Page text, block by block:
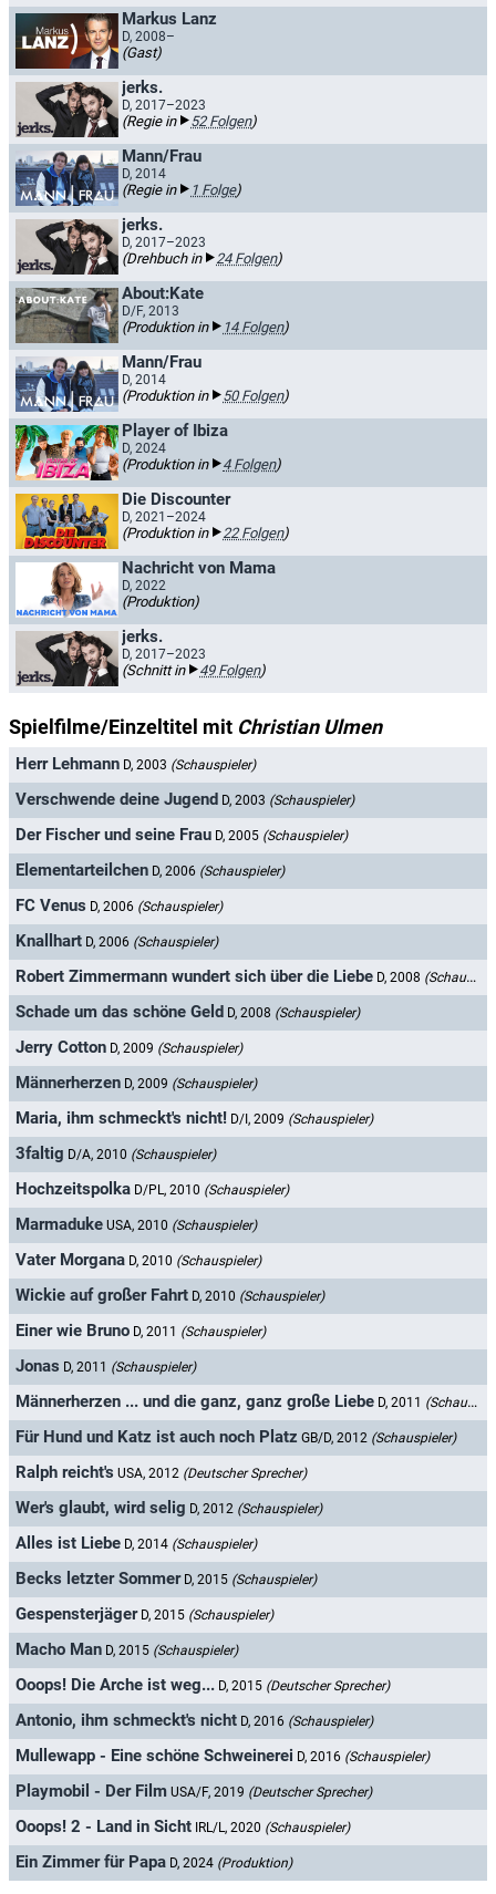
Markus Lanz
D, 2008–
(Gast)
jerks.
D, 2017–2023
(Regie in 52 Folgen)
Mann/Frau
D, 2014
(Regie in 1 Folge)
jerks.
D, 2017–2023
(Drehbuch in 24 Folgen)
About:Kate
D/F, 2013
(Produktion in 14 Folgen)
Mann/Frau
D, 2014
(Produktion in 50 Folgen)
Player of Ibiza
D, 2024
(Produktion in 4 Folgen)
Die Discounter
D, 2021–2024
(Produktion in 22 Folgen)
Nachricht von Mama
D, 2022
(Produktion)
jerks.
D, 2017–2023
(Schnitt in 49 Folgen)
Spielfilme/Einzeltitel mit Christian Ulmen
Herr Lehmann D, 2003 (Schauspieler)
Verschwende deine Jugend D, 2003 (Schauspieler)
Der Fischer und seine Frau D, 2005 (Schauspieler)
Elementarteilchen D, 2006 (Schauspieler)
FC Venus D, 2006 (Schauspieler)
Knallhart D, 2006 (Schauspieler)
Robert Zimmermann wundert sich über die Liebe D, 2008 (Schauspieler)
Schade um das schöne Geld D, 2008 (Schauspieler)
Jerry Cotton D, 2009 (Schauspieler)
Männerherzen D, 2009 (Schauspieler)
Maria, ihm schmeckt's nicht! D/I, 2009 (Schauspieler)
3faltig D/A, 2010 (Schauspieler)
Hochzeitspolka D/PL, 2010 (Schauspieler)
Marmaduke USA, 2010 (Schauspieler)
Vater Morgana D, 2010 (Schauspieler)
Wickie auf großer Fahrt D, 2010 (Schauspieler)
Einer wie Bruno D, 2011 (Schauspieler)
Jonas D, 2011 (Schauspieler)
Männerherzen ... und die ganz, ganz große Liebe D, 2011 (Schauspieler)
Für Hund und Katz ist auch noch Platz GB/D, 2012 (Schauspieler)
Ralph reicht's USA, 2012 (Deutscher Sprecher)
Wer's glaubt, wird selig D, 2012 (Schauspieler)
Alles ist Liebe D, 2014 (Schauspieler)
Becks letzter Sommer D, 2015 (Schauspieler)
Gespensterjäger D, 2015 (Schauspieler)
Macho Man D, 2015 (Schauspieler)
Ooops! Die Arche ist weg... D, 2015 (Deutscher Sprecher)
Antonio, ihm schmeckt's nicht D, 2016 (Schauspieler)
Mullewapp - Eine schöne Schweinerei D, 2016 (Schauspieler)
Playmobil - Der Film USA/F, 2019 (Deutscher Sprecher)
Ooops! 2 - Land in Sicht IRL/L, 2020 (Schauspieler)
Ein Zimmer für Papa D, 2024 (Produktion)